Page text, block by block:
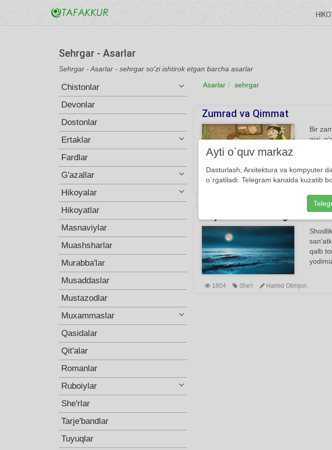
Sehrgar - Asarlar
Sehrgar - Asarlar - sehrgar so'zi ishtirok etgan barcha asarlar
Chistonlar
Devonlar
Dostonlar
Ertaklar
Fardlar
G'azallar
Hikoyalar
Hikoyatlar
Masnaviylar
Muashsharlar
Murabba'lar
Musaddaslar
Mustazodlar
Muxammaslar
Qasidalar
Qit'alar
Romanlar
Ruboiylar
She'rlar
Tarje'bandlar
Tuyuqlar
Asarlar sehrgar
Zumrad va Qimmat
Bir
qizi,
bir
18100 Hayotiy-maishiy ertak Xalq
Xayolimda bo’lding uzun
qalb
1804 She'r Hamid Olimjon
Ayti o`quv markaz
Dasturlash, Arxitektura va kompyuter
o`rgatiladi. Telegram kanalda kuzatib